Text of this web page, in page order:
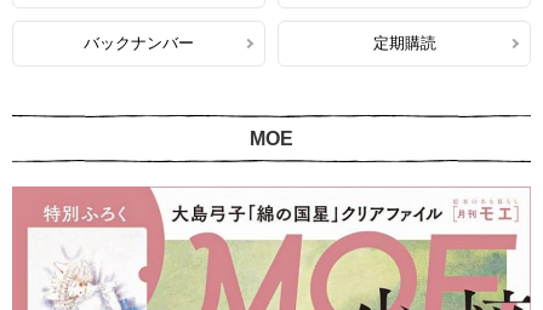
バックナンバー 定期購読
MOE